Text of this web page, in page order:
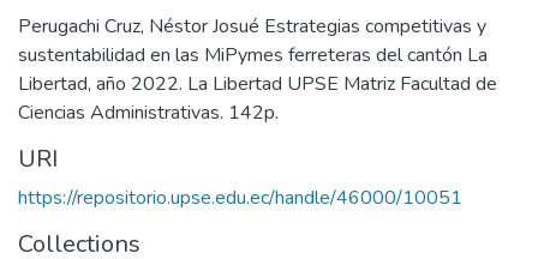
Perugachi Cruz, Néstor Josué Estrategias competitivas y
sustentabilidad en las MiPymes ferreteras del cantón La
Libertad, año 2022. La Libertad UPSE Matriz Facultad de
Ciencias Administrativas. 142p.
URI
https://repositorio.upse.edu.ec/handle/46000/10051
Collections